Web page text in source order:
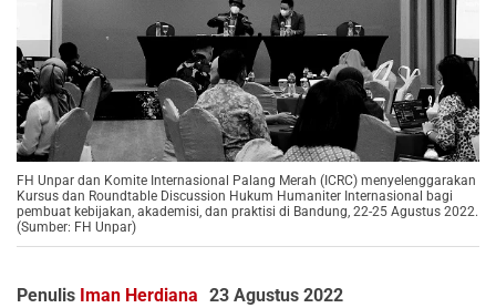
FH Unpar dan Komite Internasional Palang Merah (ICRC) menyelenggarakan
Kursus dan Roundtable Discussion Hukum Humaniter Internasional bagi
pembuat kebijakan, akademisi, dan praktisi di Bandung, 22-25 Agustus 2022.
(Sumber: FH Unpar)
Penulis Iman Herdiana 23 Agustus 2022